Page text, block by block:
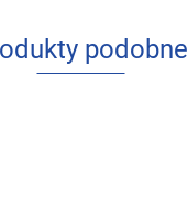
podobne